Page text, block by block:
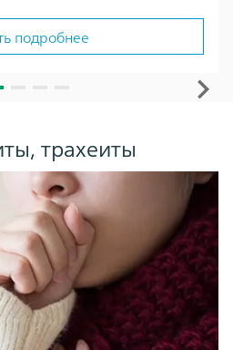
подробнее
трахеиты